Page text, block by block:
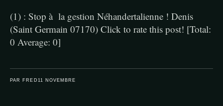
(1) : Stop à la gestion Néhandertalienne ! Denis
(Saint Germain 07170) Click to rate this post! [Total:
0 Average: 0]
PAR FRED 11 NOVEMBRE